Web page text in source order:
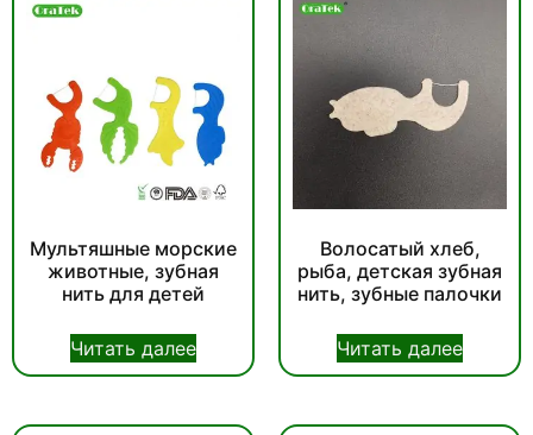
Мультяшные морские
животные, зубная
нить для детей
Читать далее
Волосатый хлеб,
рыба, детская зубная
нить, зубные палочки
Читать далее